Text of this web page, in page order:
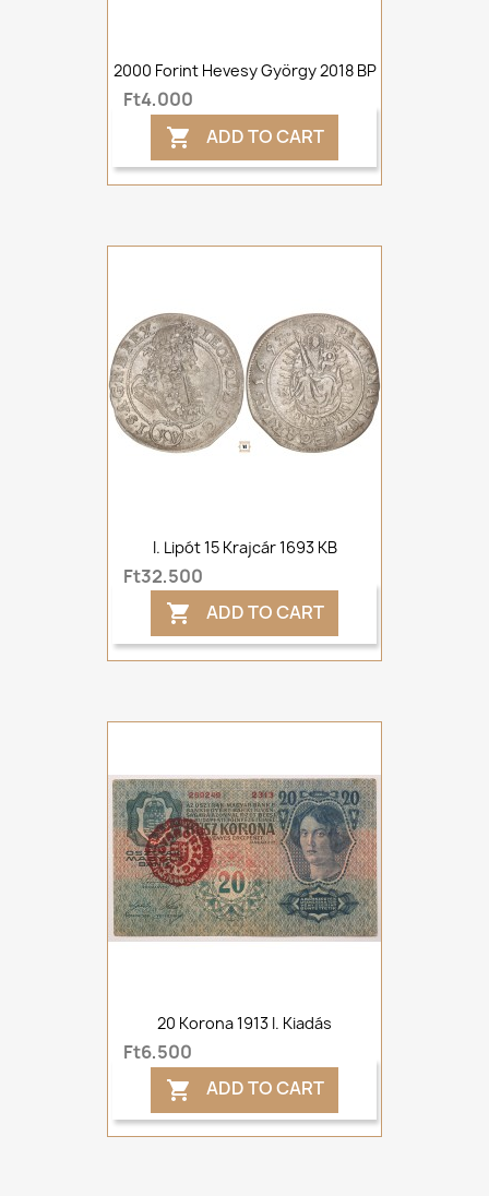
2000 Forint Hevesy György 2018 BP
Ft4,000
 ADD TO CART
I. Lipót 15 Krajcár 1693 KB
Ft32,500
 ADD TO CART
20 Korona 1913 I. Kiadás
Ft6,500
 ADD TO CART